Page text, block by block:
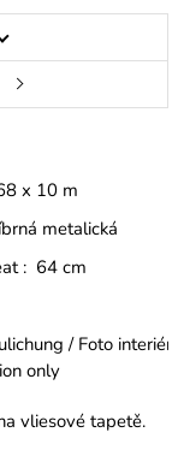
x 10 m
metalická
: 64 cm
/ Foto
only
vliesové tapetě.